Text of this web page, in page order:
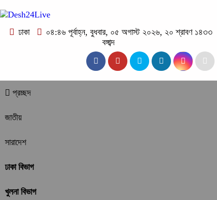
ঢাকা
০৪:৪৬ পূর্বাহ্ন, বুধবার, ০৫ অগাস্ট ২০২৬, ২০ শ্রাবণ ১৪৩৩
বঙ্গাব্দ
প্রচ্ছদ
জাতীয়
সারাদেশ
ঢাকা বিভাগ
খুলনা বিভাগ